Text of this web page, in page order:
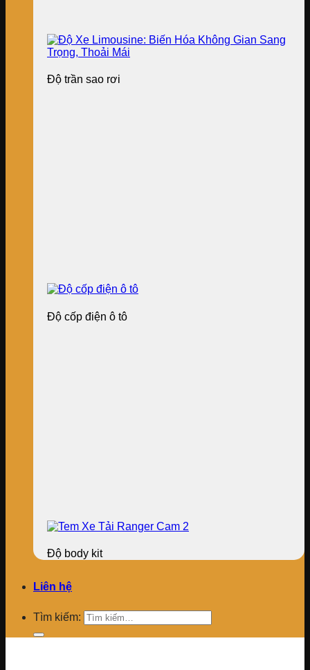
Độ trần sao rơi
Độ cốp điện ô tô
Độ body kit
Liên hệ
Tìm kiếm: